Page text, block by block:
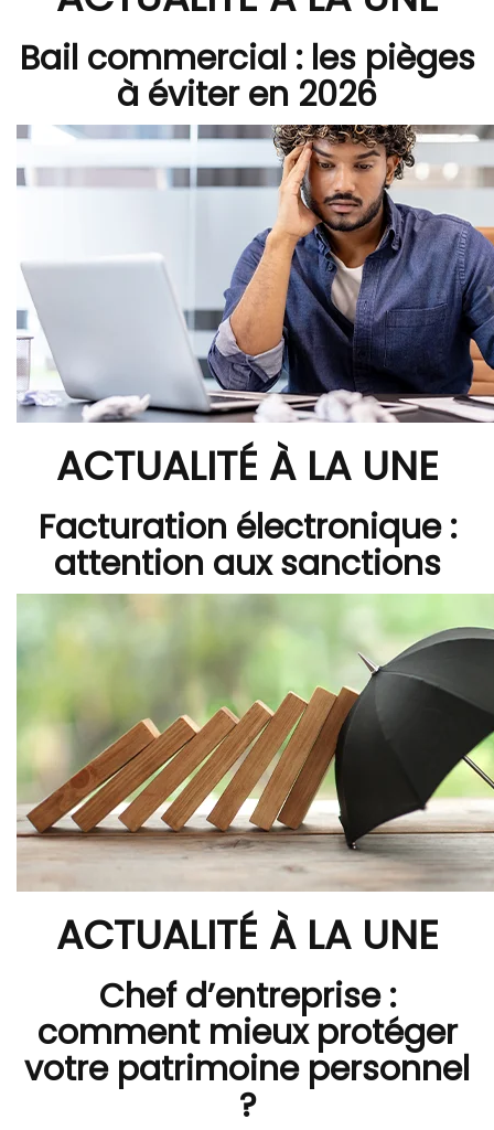
Bail commercial : les pièges
à éviter en 2026
ACTUALITÉ À LA UNE
Facturation électronique :
attention aux sanctions
ACTUALITÉ À LA UNE
Chef d’entreprise :
comment mieux protéger
votre patrimoine personnel
?